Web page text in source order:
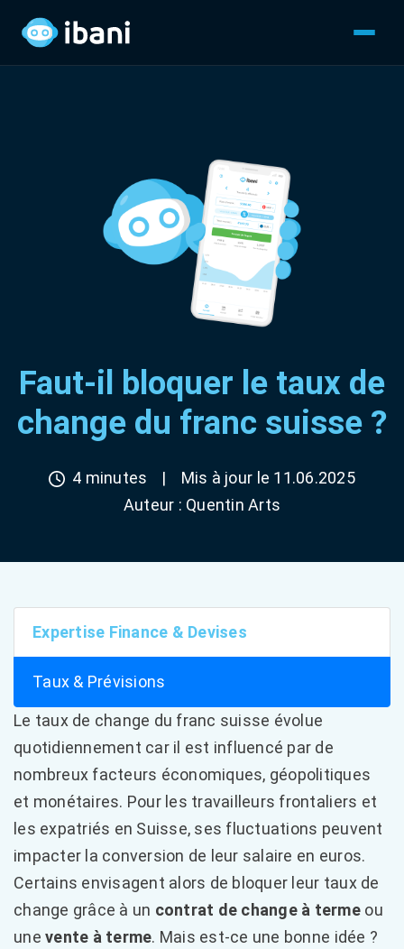
Faut-il bloquer le taux de
change du franc suisse ?
4 minutes |
Mis à jour le 11.06.2025
Auteur : Quentin Arts
Expertise Finance & Devises
Taux & Prévisions
Le taux de change du franc suisse évolue
quotidiennement car il est influencé par de
nombreux facteurs économiques, géopolitiques
et monétaires. Pour les travailleurs frontaliers et
les expatriés en Suisse, ses fluctuations peuvent
impacter la conversion de leur salaire en euros.
Certains envisagent alors de bloquer leur taux de
change grâce à un contrat de change à terme ou
unevente à terme. Mais est-ce une bonne idée ?